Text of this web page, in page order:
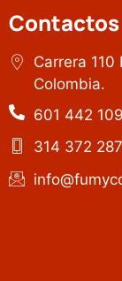
Contactos
Carrera
Colombia.
601 442
314 372